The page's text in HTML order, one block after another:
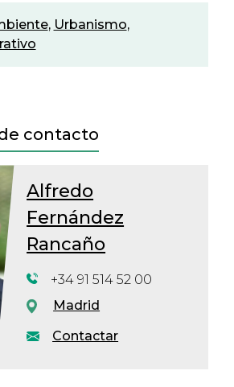
, Urbanismo,
contacto
Alfredo
Fernández
Rancaño
Contactar
+34 91 514 52 00
Madrid